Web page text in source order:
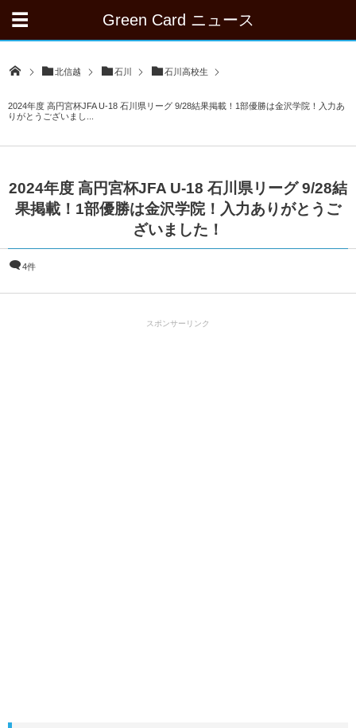
Green Card ニュース
北信越 石川 石川高校生
2024年度 高円宮杯JFA U-18 石川県リーグ 9/28結果掲載！1部優勝は金沢学院！入力あ
りがとうございまし...
2024年度 高円宮杯JFA U-18 石川県リーグ 9/28結
果掲載！1部優勝は金沢学院！入力ありがとうご
ざいました！
4件
スポンサーリンク